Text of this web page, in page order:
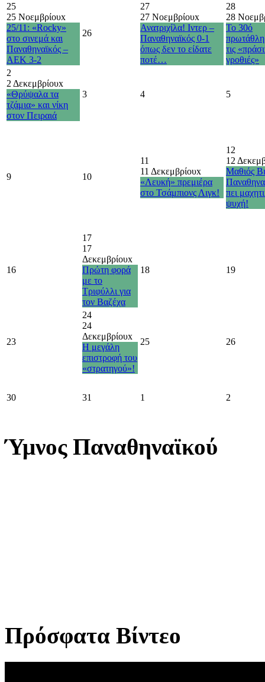
25
25 Νοεμβρίουx
25/11: «Rocky»
στο σινεμά και
Παναθηναϊκός –
ΑΕΚ 3-2
26
27
27 Νοεμβρίουx
Ανατριχίλα! Ιντερ –
Παναθηναϊκός 0-1
όπως δεν το είδατε
ποτέ…
28
28
Το 30ό
τις
γροθιές»
2
2 Δεκεμβρίουx
«Θρύψαλα τα
τζάμια» και νίκη
στον Πειραιά
3 4 5
9 10
11
11 Δεκεμβρίουx
«Λευκή» πρεμιέρα
στο Τσάμπιονς Λιγκ!
12
12
Μαθιός
πει
ψυχή!
16
17
17
Δεκεμβρίουx
Πρώτη φορά
με το
Τριφύλλι για
τον Βαζέχα
18 19
23
24
24
Δεκεμβρίουx
Η μεγάλη
επιστροφή του
«στρατηγού»!
25 26
30 31 1 2
Ύμνος Παναθηναϊκού
Πρόσφατα Βίντεο